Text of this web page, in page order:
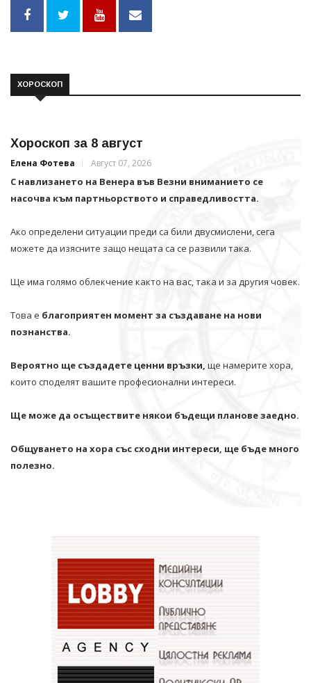
ХОРОСКОП
Хороскоп за 8 август
Елена Фотева Август 07, 2026
С навлизането на Венера във Везни вниманието се
насочва към партньорството и справедливостта.
Ако определени ситуации преди са били двусмислени, сега
можете да изясните защо нещата са се развили така.
Ще има голямо облекчение както на вас, така и за другия човек.
Това е благоприятен момент за създаване на нови
познанства.
Вероятно ще създадете ценни връзки, ще намерите хора,
които споделят вашите професионални интереси.
Ще може да осъществите някои бъдещи планове заедно.
Общуването на хора със сходни интереси, ще бъде много
полезно.